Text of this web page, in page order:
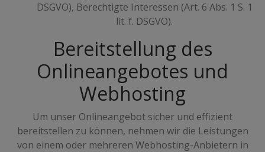
DSGVO), Berechtigte Interessen (Art. 6 Abs. 1 S. 1
lit. f. DSGVO).
Bereitstellung des
Onlineangebotes und
Webhosting
Um unser Onlineangebot sicher und effizient
bereitstellen zu können, nehmen wir die Leistungen
von einem oder mehreren Webhosting-Anbietern in